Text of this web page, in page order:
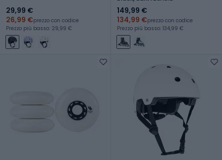
29,99 €
26,99 €prezzo con codice
Prezzo più basso: 29,99 €
149,99 €
134,99 €prezzo con codice
Prezzo più basso: 134,99 €